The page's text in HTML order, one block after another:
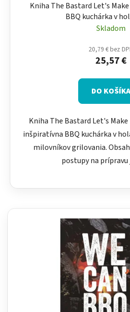
Kniha The Bastard Let's
BBQ kuchárka v
Skladom
20,79 € bez
25,57 €
DO KOŠÍKA
Kniha The Bastard Let's Make
inšpiratívna BBQ kuchárka v
milovníkov grilovania.
postupy na prípravu